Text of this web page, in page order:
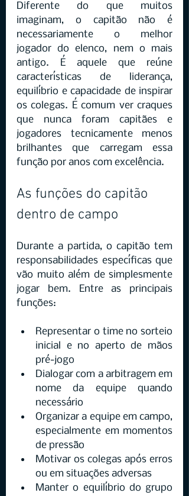
Diferente do que muitos
imaginam, o capitão não é
necessariamente o melhor
jogador do elenco, nem o mais
antigo. É aquele que reúne
características de liderança,
equilíbrio e capacidade de inspirar
os colegas. É comum ver craques
que nunca foram capitães e
jogadores tecnicamente menos
brilhantes que carregam essa
função por anos com excelência.
As funções do capitão
dentro de campo
Durante a partida, o capitão tem
responsabilidades específicas que
vão muito além de simplesmente
jogar bem. Entre as principais
funções:
Representar o time no sorteio
inicial e no aperto de mãos
pré-jogo
Dialogar com a arbitragem em
nome da equipe quando
necessário
Organizar a equipe em campo,
especialmente em momentos
de pressão
Motivar os colegas após erros
ou em situações adversas
Manter o equilíbrio do grupo